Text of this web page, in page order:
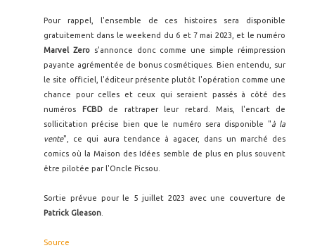
Pour rappel, l'ensemble de ces histoires sera disponible
gratuitement dans le weekend du 6 et 7 mai 2023, et le numéro
Marvel Zeros'annonce donc comme une simple réimpression
payante agrémentée de bonus cosmétiques. Bien entendu, sur
le site officiel, l'éditeur présente plutôt l'opération comme une
chance pour celles et ceux qui seraient passés à côté des
numéros
FCBDde rattraper leur retard. Mais, l'encart de
sollicitation précise bien que le numéro sera disponible "à la
vente", ce qui aura tendance à agacer, dans un marché des
comics où la Maison des Idées semble de plus en plus souvent
être pilotée par l'Oncle Picsou.
Sortie prévue pour le 5 juillet 2023 avec une couverture de
Patrick Gleason
Source